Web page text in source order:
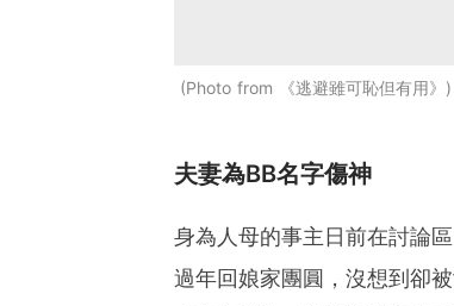
Photo from 《逃避雖可恥但有用》
夫妻為BB名字傷神
身為人母的事主日前在討論
過年回娘家團圓，沒想到卻